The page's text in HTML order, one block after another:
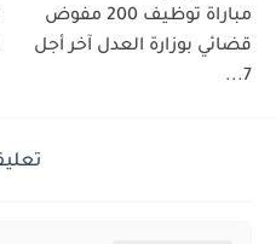
مباراة توظيف 200 مفوض
قضائي بوزارة العدل آخر أجل
7...